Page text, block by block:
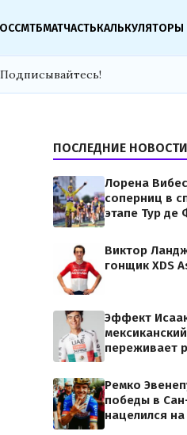
МТБМАТЧАСТЬКАЛЬКУЛЯТОРЫ
ПОСЛЕДНИЕ НОВОСТИ
Лорена
соперниц в
этапе Тур
Виктор
гонщик XDS
Эффект
переживает
Ремко
победы в
нацелился